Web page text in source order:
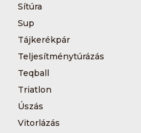
Sítúra
Sup
Tájkerékpár
Teljesítménytúrázás
Teqball
Triatlon
Úszás
Vitorlázás